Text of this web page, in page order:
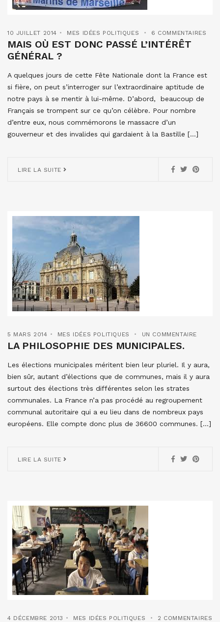
10 JUILLET 2014 MES IDÉES POLITIQUES 6 COMMENTAIRES
MAIS OÙ EST DONC PASSÉ L’INTÉRÊT
GÉNÉRAL ?
A quelques jours de cette Fête Nationale dont la France est
si fière, on peut s’interroger sur l’extraordinaire aptitude de
notre pays à se mentir à lui-même. D’abord, beaucoup de
Français se trompent sur ce qu’on célèbre. Pour nombre
d’entre eux, nous commémorons le massacre d’un
gouverneur et des invalides qui gardaient à la Bastille […]
LIRE LA SUITE
5 MARS 2014 MES IDÉES POLITIQUES UN COMMENTAIRE
LA PHILOSOPHIE DES MUNICIPALES.
Les élections municipales méritent bien leur pluriel. Il y aura,
bien sûr, autant d’élections que de communes, mais il y aura
surtout des élections très différentes selon les strates
communales. La France n’a pas procédé au regroupement
communal autoritaire qui a eu lieu dans de nombreux pays
européens. Elle compte donc plus de 36600 communes. […]
LIRE LA SUITE
4 DÉCEMBRE 2013 MES IDÉES POLITIQUES 2 COMMENTAIRES